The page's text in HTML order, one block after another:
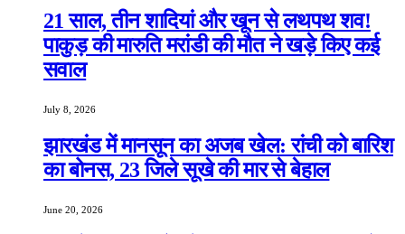
21 साल, तीन शादियां और खून से लथपथ शव!
पाकुड़ की मारुति मरांडी की मौत ने खड़े किए कई
सवाल
July 8, 2026
झारखंड में मानसून का अजब खेल: रांची को बारिश
का बोनस, 23 जिले सूखे की मार से बेहाल
June 20, 2026